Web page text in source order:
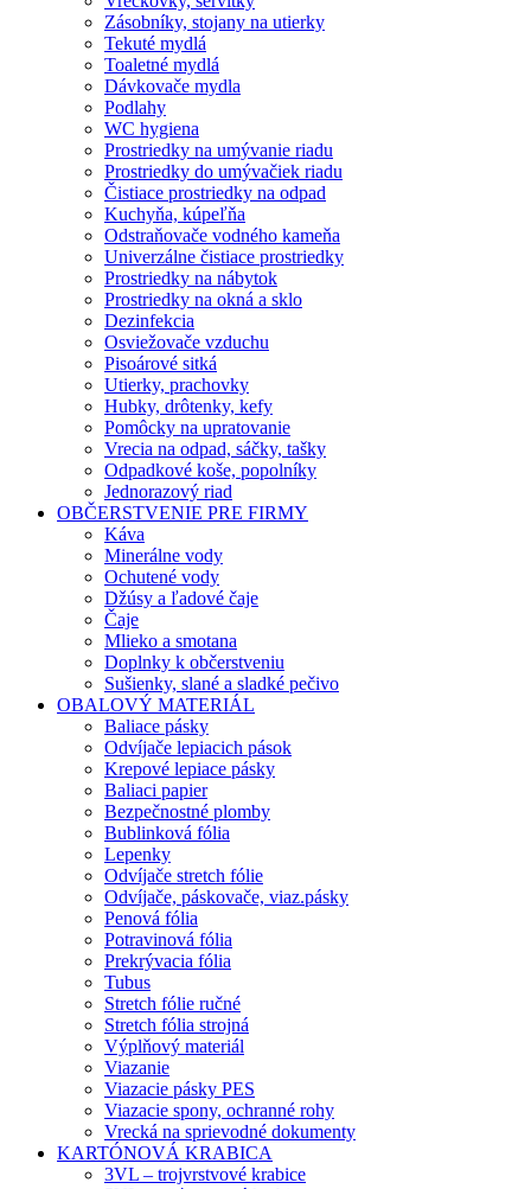
Zásobníky, stojany na utierky
Tekuté mydlá
Toaletné mydlá
Dávkovače mydla
Podlahy
WC hygiena
Prostriedky na umývanie riadu
Prostriedky do umývačiek riadu
Čistiace prostriedky na odpad
Kuchyňa, kúpeľňa
Odstraňovače vodného kameňa
Univerzálne čistiace prostriedky
Prostriedky na nábytok
Prostriedky na okná a sklo
Dezinfekcia
Osviežovače vzduchu
Pisoárové sitká
Utierky, prachovky
Hubky, drôtenky, kefy
Pomôcky na upratovanie
Vrecia na odpad, sáčky, tašky
Odpadkové koše, popolníky
Jednorazový riad
OBČERSTVENIE PRE FIRMY
Káva
Minerálne vody
Ochutené vody
Džúsy a ľadové čaje
Čaje
Mlieko a smotana
Doplnky k občerstveniu
Sušienky, slané a sladké pečivo
OBALOVÝ MATERIÁL
Baliace pásky
Odvíjače lepiacich pások
Krepové lepiace pásky
Baliaci papier
Bezpečnostné plomby
Bublinková fólia
Lepenky
Odvíjače stretch fólie
Odvíjače, páskovače, viaz.pásky
Penová fólia
Potravinová fólia
Prekrývacia fólia
Tubus
Stretch fólie ručné
Stretch fólia strojná
Výplňový materiál
Viazanie
Viazacie pásky PES
Viazacie spony, ochranné rohy
Vrecká na sprievodné dokumenty
KARTÓNOVÁ KRABICA
3VL – trojvrstvové krabice